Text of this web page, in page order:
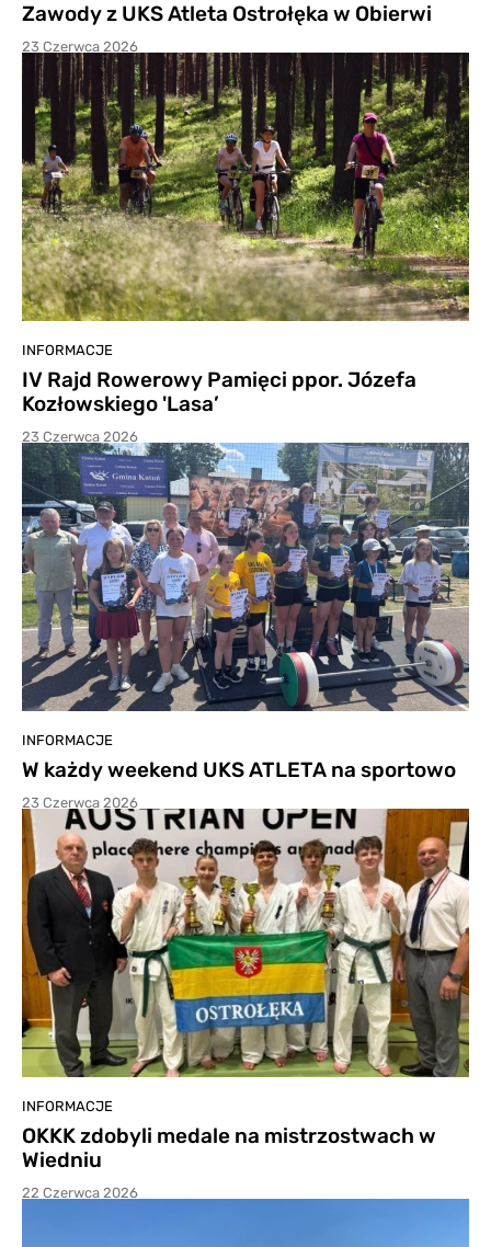
Zawody z UKS Atleta Ostrołęka w Obierwi
23 Czerwca 2026
INFORMACJE
IV Rajd Rowerowy Pamięci ppor. Józefa
Kozłowskiego 'Lasa’
23 Czerwca 2026
INFORMACJE
W każdy weekend UKS ATLETA na sportowo
23 Czerwca 2026
INFORMACJE
OKKK zdobyli medale na mistrzostwach w
Wiedniu
22 Czerwca 2026